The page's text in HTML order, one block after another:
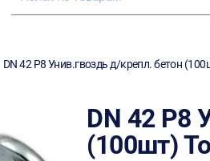
DN 42 Р8 Унив.гвоздь д/крепл. бетон
DN 42 Р8
(100шт)